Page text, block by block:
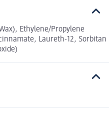
Ethylene/Propylene
Laureth-12, Sorbitan